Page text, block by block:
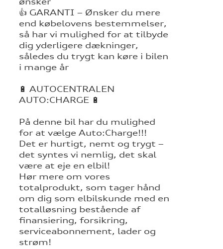
👍 GARANTI – Ønsker du mere
end købelovens bestemmelser,
så har vi mulighed for at tilbyde
dig yderligere dækninger,
således du trygt kan køre i bilen
i mange år
🔋 AUTOCENTRALEN
AUTO:CHARGE 🔋
På denne bil har du mulighed
for at vælge Auto:Charge!!!
Det er hurtigt, nemt og trygt –
det syntes vi nemlig, det skal
være at eje en elbil!
Hør mere om vores
totalprodukt, som tager hånd
om dig som elbilskunde med en
totalløsning bestående af
finansiering, forsikring,
serviceabonnement, lader og
strøm!